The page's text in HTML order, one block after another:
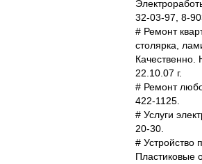
32-03-97, 8-
# Ремонт
столярка,
22.10.07 г.
# Ремонт
422-1125.
# Услуги
20-30.
# Устройство
Пластиковые